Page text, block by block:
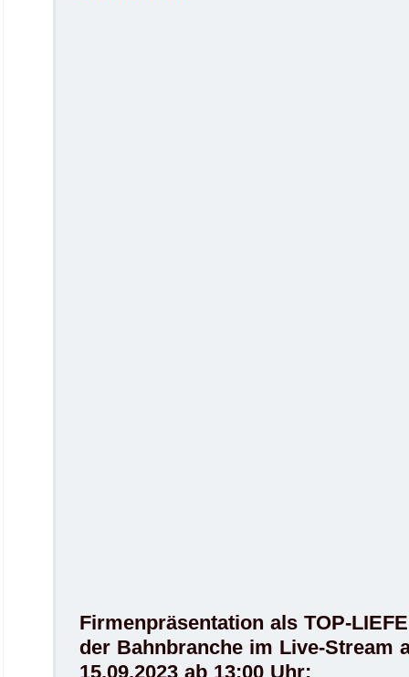
Firmenpräsentation als TOP-
der Bahnbranche im Live-Stream
15.09.2023 ab 13:00 Uhr: